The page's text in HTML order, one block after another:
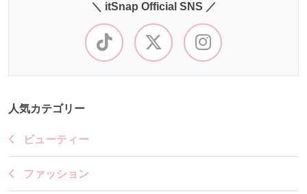
＼ itSnap Official SNS ／
人気カテゴリー
ビューティー
ファッション